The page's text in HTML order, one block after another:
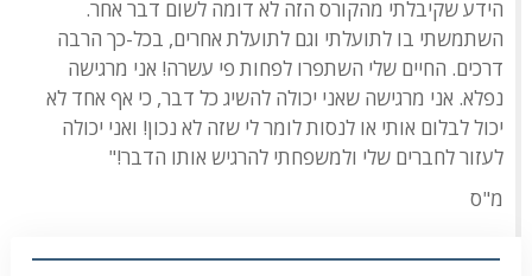
הידע שקיבלתי מהקורס הזה לא דומה לשום דבר אחר.
השתמשתי בו לתועלתי וגם לתועלת אחרים, בכל-כך הרבה
דרכים. החיים שלי השתפרו לפחות פי עשרה! אני מרגישה
נפלא. אני מרגישה שאני יכולה להשיג כל דבר, כי אף אחד לא
יכול לבלום אותי או לנסות לומר לי שזה לא נכון! ואני יכולה
לעזור לחברים שלי ולמשפחתי להרגיש אותו הדבר!"
מ"ס